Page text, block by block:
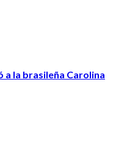
a la brasileña Carolina